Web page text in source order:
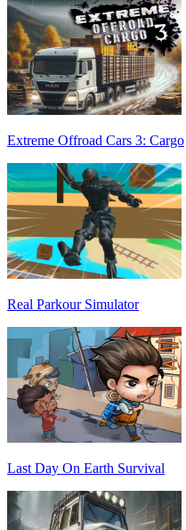
Extreme Offroad Cars 3: Cargo
Real Parkour Simulator
Last Day On Earth Survival